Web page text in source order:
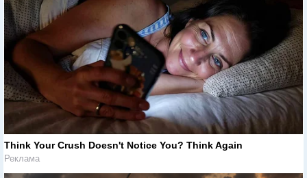
Think Your Crush Doesn't Notice You? Think Again
Реклама